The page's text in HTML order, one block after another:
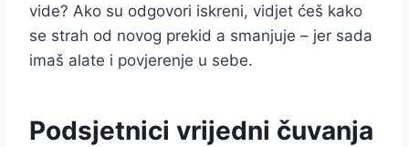
vide? Ako su odgovori iskreni, vidjet ćeš kako
se strah od novog prekid a smanjuje – jer sada
imaš alate i povjerenje u sebe.
Podsjetnici vrijedni čuvanja